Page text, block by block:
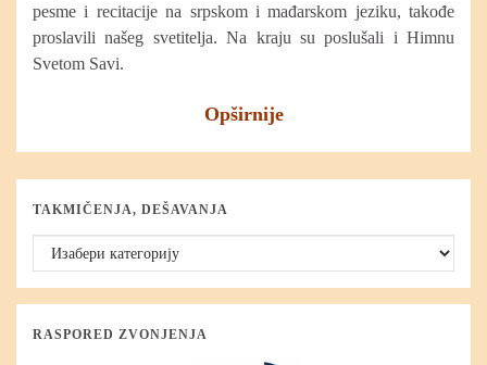
pesme i recitacije na srpskom i mađarskom jeziku, takođe
proslavili našeg svetitelja. Na kraju su poslušali i Himnu
Svetom Savi.
Opširnije
TAKMIČENJA, DEŠAVANJA
Takmičenja, dešavanja
RASPORED ZVONJENJA